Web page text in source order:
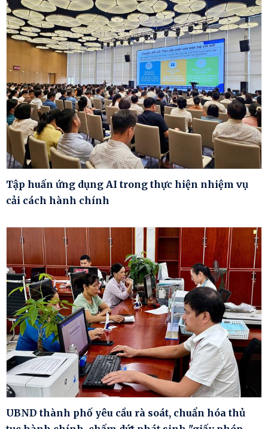
Tập huấn ứng dụng AI trong thực hiện nhiệm vụ
cải cách hành chính
UBND thành phố yêu cầu rà soát, chuẩn hóa thủ